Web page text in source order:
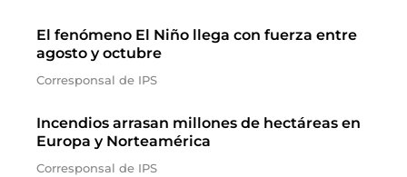
El fenómeno El Niño llega con fuerza entre
agosto y octubre
Corresponsal de IPS
Incendios arrasan millones de hectáreas en
Europa y Norteamérica
Corresponsal de IPS